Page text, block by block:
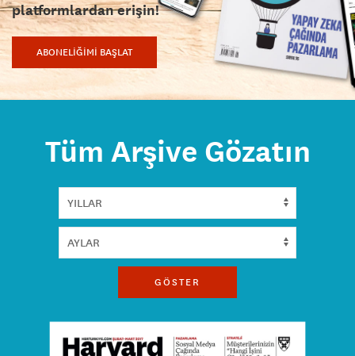
platformlardan erişin!
ABONELİĞİMİ BAŞLAT
Tüm Arşive Gözatın
GÖSTER